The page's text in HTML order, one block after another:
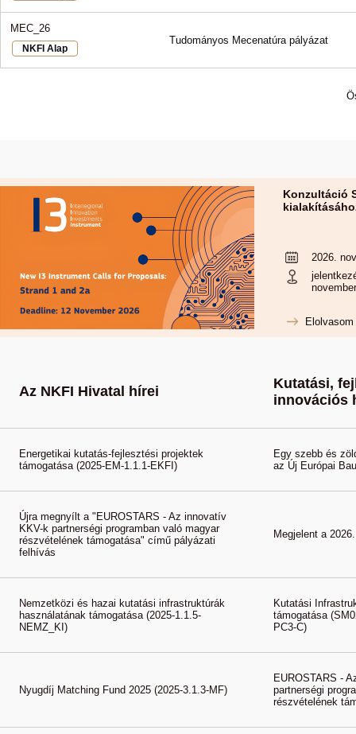
MEC_26
NKFI Alap
Tudományos Mecenatúra pályázat
Konzultáció
2026.
Elolvasom
Az NKFI Hivatal hírei
Kutatási,
innovációs
Energetikai kutatás-fejlesztési projektek
támogatása (2025-EM-1.1.1-EKFI)
Egy szebb és
az Új Európai
Újra megnyílt a "EUROSTARS - Az innovatív
KKV-k partnerségi programban való magyar
részvételének támogatása" című pályázati
felhívás
Megjelent a
Nemzetközi és hazai kutatási infrastruktúrák
használatának támogatása (2025-1.1.5-
NEMZ_KI)
Kutatási
támogatása
PC3-C)
Nyugdíj Matching Fund 2025 (2025-3.1.3-MF)
EUROSTARS -
partnerségi
részvételének